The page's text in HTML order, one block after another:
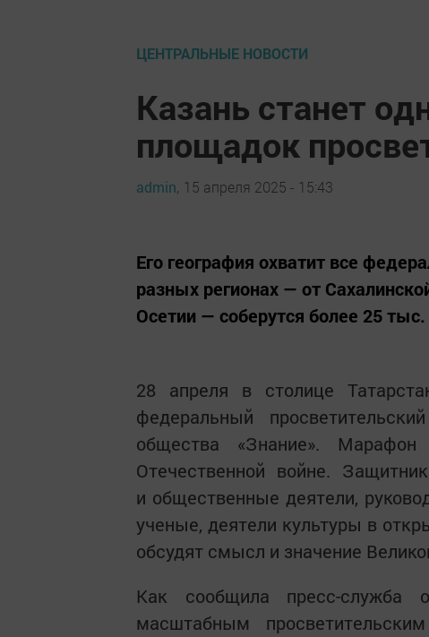
ЦЕНТРАЛЬНЫЕ НОВОСТИ
Казань станет
площадок
admin, 15 апреля 2025 - 15:43
Его география охватит все
разных регионах — от
Осетии — соберутся более 25
28 апреля в столице
федеральный
общества «Знание».
Отечественной войне.
и общественные деятели,
ученые, деятели культуры в
обсудят смысл и значение
Как сообщила пресс-служба
масштабным